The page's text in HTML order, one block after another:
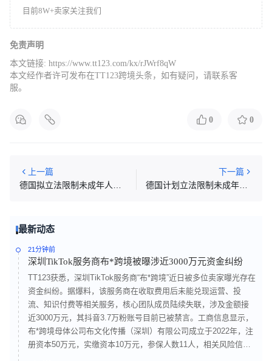
目前8W+卖家关注我们
免责声明
本文链接: https://www.tt123.com/kx/rJWrf8qW
本文经作者许可发布在TT123跨境头条，如有疑问，请联系客
服。
0 0
上一篇
下一篇
最新动态
21分钟前
深圳TikTok服务商布*跨境被曝涉近3000万元资金纠纷
TT123获悉，深圳TikTok服务商“布*跨境”近日被多位卖家曝光存在
资金纠纷。据爆料，该服务商在收取费用后未能兑现运营、投
流、知识付费等相关服务，核心团队成员陆续失联，涉及金额接
近3000万元，其抖音3.7万粉账号目前已被禁言。工商信息显示，
布*跨境母体公司布文化传播（深圳）有限公司成立于2022年，注
册资本50万元，实缴资本10万元，参保人数11人，相关风险信息